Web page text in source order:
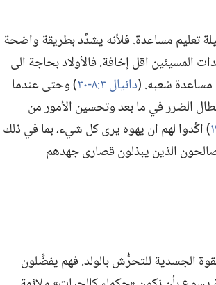
تعليم مساعدة.‏ فلأنه يشدِّد بطريقة واضحة
المسيئين اقل إخافة.‏ فالأولاد بحاجة الى
مساعدة شعبه.‏ (‏دانيال ٣:‏ ٨-‏٣٠
‏)‏ وحتى عندما
الضرر في ما بعد وتحسين الأمور من
‏)‏ اكِّدوا لهم ان يهوه يرى كل شيء،‏ بما في ذلك
الذين يبذلون قصارى جهدهم
الجسدية للتحرُّش بالولد.‏ فهم يفضِّلون